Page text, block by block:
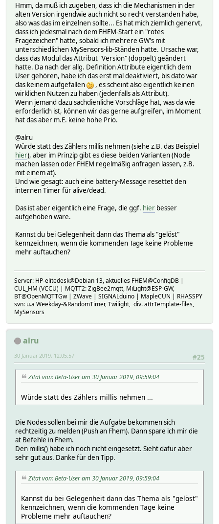
Hmm, da muß ich zugeben, dass ich die Mechanismen in der
alten Version irgendwie auch nicht so recht verstanden habe,
also was das im einzelnen sollte... Es hat mich ziemlich genervt,
dass ich jedesmal nach dem FHEM-Start ein "rotes
Fragezeichen" hatte, sobald ich mehrere GW's mit
unterschiedlichen MySensors-lib-Ständen hatte. Ursache war,
dass das Modul das Attribut "Version" (doppelt) geändert
hatte. Da nach der allg. Definition Attribute eigentlich dem
User gehören, habe ich das erst mal deaktiviert, bis dato war
das keinem aufgefallen
, es scheint also eigentlich keinen
wirklichen Nutzen zu haben (jedenfalls als Attribut).
Wenn jemand dazu sachdienliche Vorschläge hat, was da wie
erforderlich ist, können wir das gerne aufgreifen, im Moment
hat das aber m.E. keine hohe Prio.
@alru
Würde statt des Zählers millis nehmen (siehe z.B. das Beispiel
hier), aber im Prinzip gibt es diese beiden Varianten (Node
machen lassen oder FHEM regelmäßig anfragen lassen, z.B.
mit einem at).
Und wie gesagt: auch eine battery-Message resettet den
internen Timer für alive/dead.
Das ist aber eigentlich eine Frage, die ggf. hier besser
aufgehoben wäre.
Kannst du bei Gelegenheit dann das Thema als "gelöst"
kennzeichnen, wenn die kommenden Tage keine Probleme
mehr auftauchen?
Server: HP-elitedesk@Debian 13, aktuelles FHEM@ConfigDB |
CUL_HM (VCCU) | MQTT2: ZigBee2mqtt, MiLight@ESP-GW,
BT@OpenMQTTGw | ZWave | SIGNALduino | MapleCUN | RHASSPY
svn: u.a Weekday-&RandomTimer, Twilight, div. attrTemplate-files,
MySensors
alru
#25
30 Januar 2019, 12:05:57
Zitat von: Beta-User am 30 Januar 2019, 09:59:04
Würde statt des Zählers millis nehmen ...
Die Nodes sollen bei mir die Aufgabe bekommen sich
rechtzeitig zu melden (Push an Fhem). Dann spare ich mir die
at Befehle in Fhem.
Den millis() habe ich noch nicht eingesetzt. Sieht dafür aber
sehr gut aus. Danke für den Tipp.
Zitat von: Beta-User am 30 Januar 2019, 09:59:04
Kannst du bei Gelegenheit dann das Thema als "gelöst"
kennzeichnen, wenn die kommenden Tage keine
Probleme mehr auftauchen?